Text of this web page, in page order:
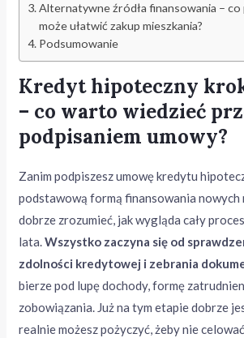
Alternatywne źródła finansowania –
może ułatwić zakup mieszkania?
Podsumowanie
Kredyt hipoteczny
– co warto wiedzieć
podpisaniem umowy?
Zanim podpiszesz umowę kredytu
podstawową formą finansowania nowych
dobrze zrozumieć, jak wygląda cały
lata.Wszystko zaczyna się od
zdolności kredytowej i zebrania
bierze pod lupę dochody, formę
zobowiązania. Już na tym etapie dobrze
realnie możesz pożyczyć, żeby nie